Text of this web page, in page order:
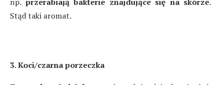
Stąd taki aromat.
3. Koci/czarna porzeczka